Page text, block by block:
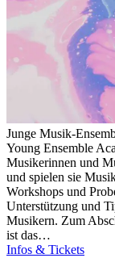
Junge Musik-
Young Ensemble
Musikerinnen und
und spielen sie
Workshops und
Unterstützung und
Musikern. Zum
ist das…
Infos & Tickets